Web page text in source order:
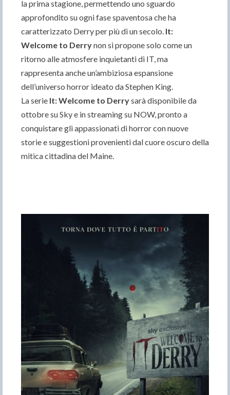
la prima stagione, permettendo uno sguardo
approfondito su ogni fase spaventosa che ha
caratterizzato Derry per più di un secolo. It:
Welcome to Derrynon si propone solo come un
ritorno alle atmosfere inquietanti di IT, ma
rappresenta anche un’ambiziosa espansione
dell’universo horror ideato da Stephen King.
La serie It: Welcome to Derrysarà disponibile da
ottobre su Sky e in streaming su NOW, pronto a
conquistare gli appassionati di horror con nuove
storie e suggestioni provenienti dal cuore oscuro della
mitica cittadina del Maine.